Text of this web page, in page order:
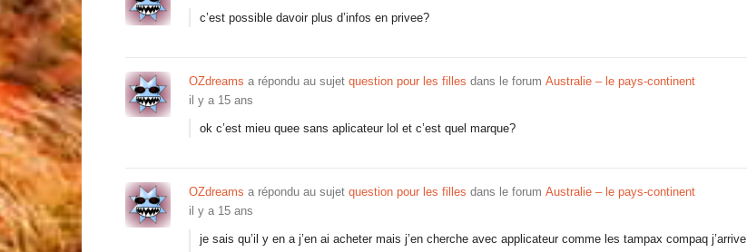
c’est possible davoir plus d’infos en privee?
OZdreams a répondu au sujet question pour les filles dans le forum Australie – le pays-continent
il y a 15 ans
ok c’est mieu quee sans aplicateur lol et c’est quel marque?
OZdreams a répondu au sujet question pour les filles dans le forum Australie – le pays-continent
il y a 15 ans
je sais qu’il y en a j’en ai acheter mais j’en cherche avec applicateur comme les tampax compaq j’arrive